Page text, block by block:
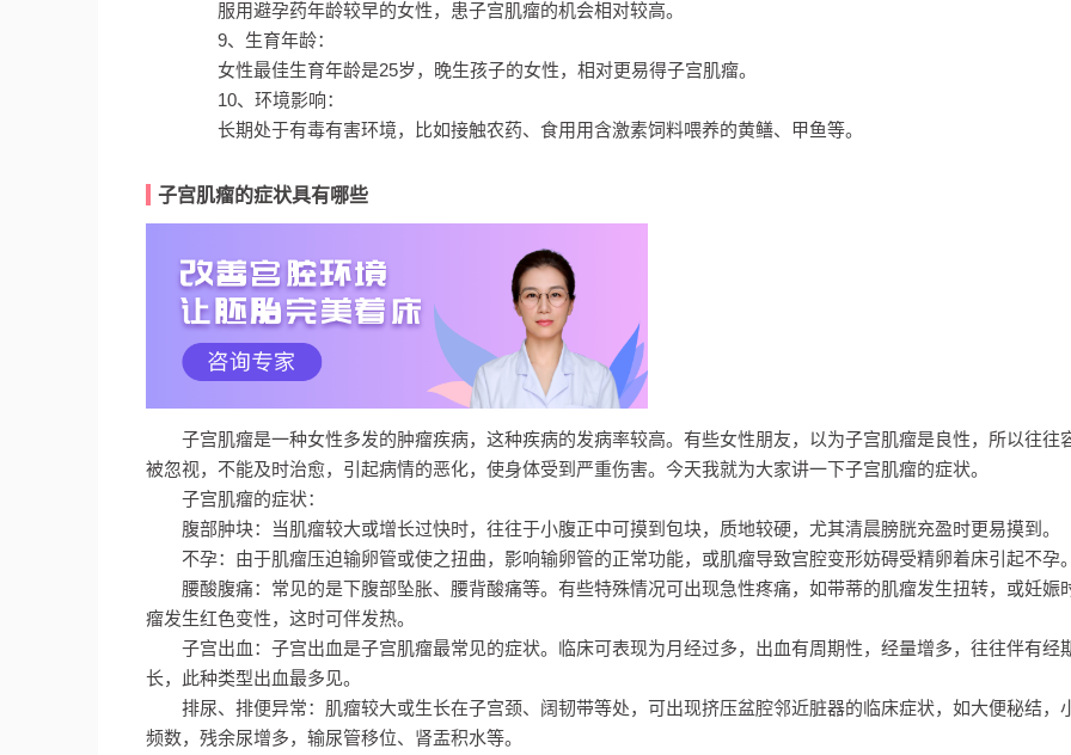
服用避孕药年龄较早的女性，患子宫肌瘤的机会相对较高。
9、生育年龄：
女性最佳生育年龄是25岁，晚生孩子的女性，相对更易得子宫肌瘤。
10、环境影响：
长期处于有毒有害环境，比如接触农药、食用用含激素饲料喂养的黄鳝、甲鱼等。
子宫肌瘤的症状具有哪些
子宫肌瘤是一种女性多发的肿瘤疾病，这种疾病的发病率较高。有些女性朋友，以为子宫肌瘤是良性，所以往往
被忽视，不能及时治愈，引起病情的恶化，使身体受到严重伤害。今天我就为大家讲一下子宫肌瘤的症状。
子宫肌瘤的症状：
腹部肿块：当肌瘤较大或增长过快时，往往于小腹正中可摸到包块，质地较硬，尤其清晨膀胱充盈时更易摸到。
不孕：由于肌瘤压迫输卵管或使之扭曲，影响输卵管的正常功能，或肌瘤导致宫腔变形妨碍受精卵着床引起不孕
腰酸腹痛：常见的是下腹部坠胀、腰背酸痛等。有些特殊情况可出现急性疼痛，如带蒂的肌瘤发生扭转，或妊娠
瘤发生红色变性，这时可伴发热。
子宫出血：子宫出血是子宫肌瘤最常见的症状。临床可表现为月经过多，出血有周期性，经量增多，往往伴有经
长，此种类型出血最多见。
排尿、排便异常：肌瘤较大或生长在子宫颈、阔韧带等处，可出现挤压盆腔邻近脏器的临床症状，如大便秘结，
频数，残余尿增多，输尿管移位、肾盂积水等。